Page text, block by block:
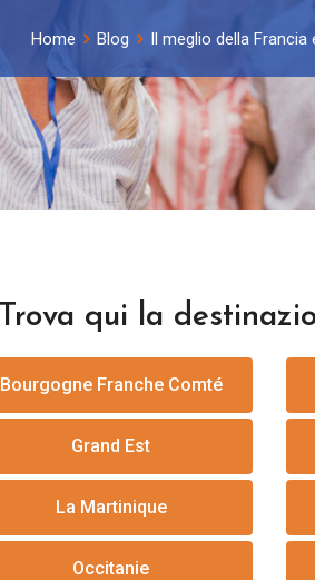
Home Blog Il meglio della Francia
Trova qui la
Bourgogne Franche Comté
Grand Est
La Martinique
Occitanie